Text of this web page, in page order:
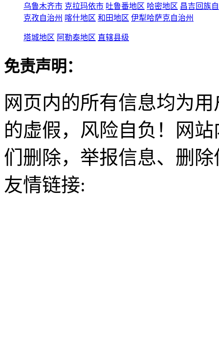
乌鲁木齐市 克拉玛依市 吐鲁番地区 哈密地区 昌吉回族
克孜自治州 喀什地区 和田地区 伊犁哈萨克自治州
塔城地区 阿勒泰地区 直辖县级
免责声明：
网页内的所有信息均为
的虚假，风险自负！网
们删除，举报信息、删
友情链接: